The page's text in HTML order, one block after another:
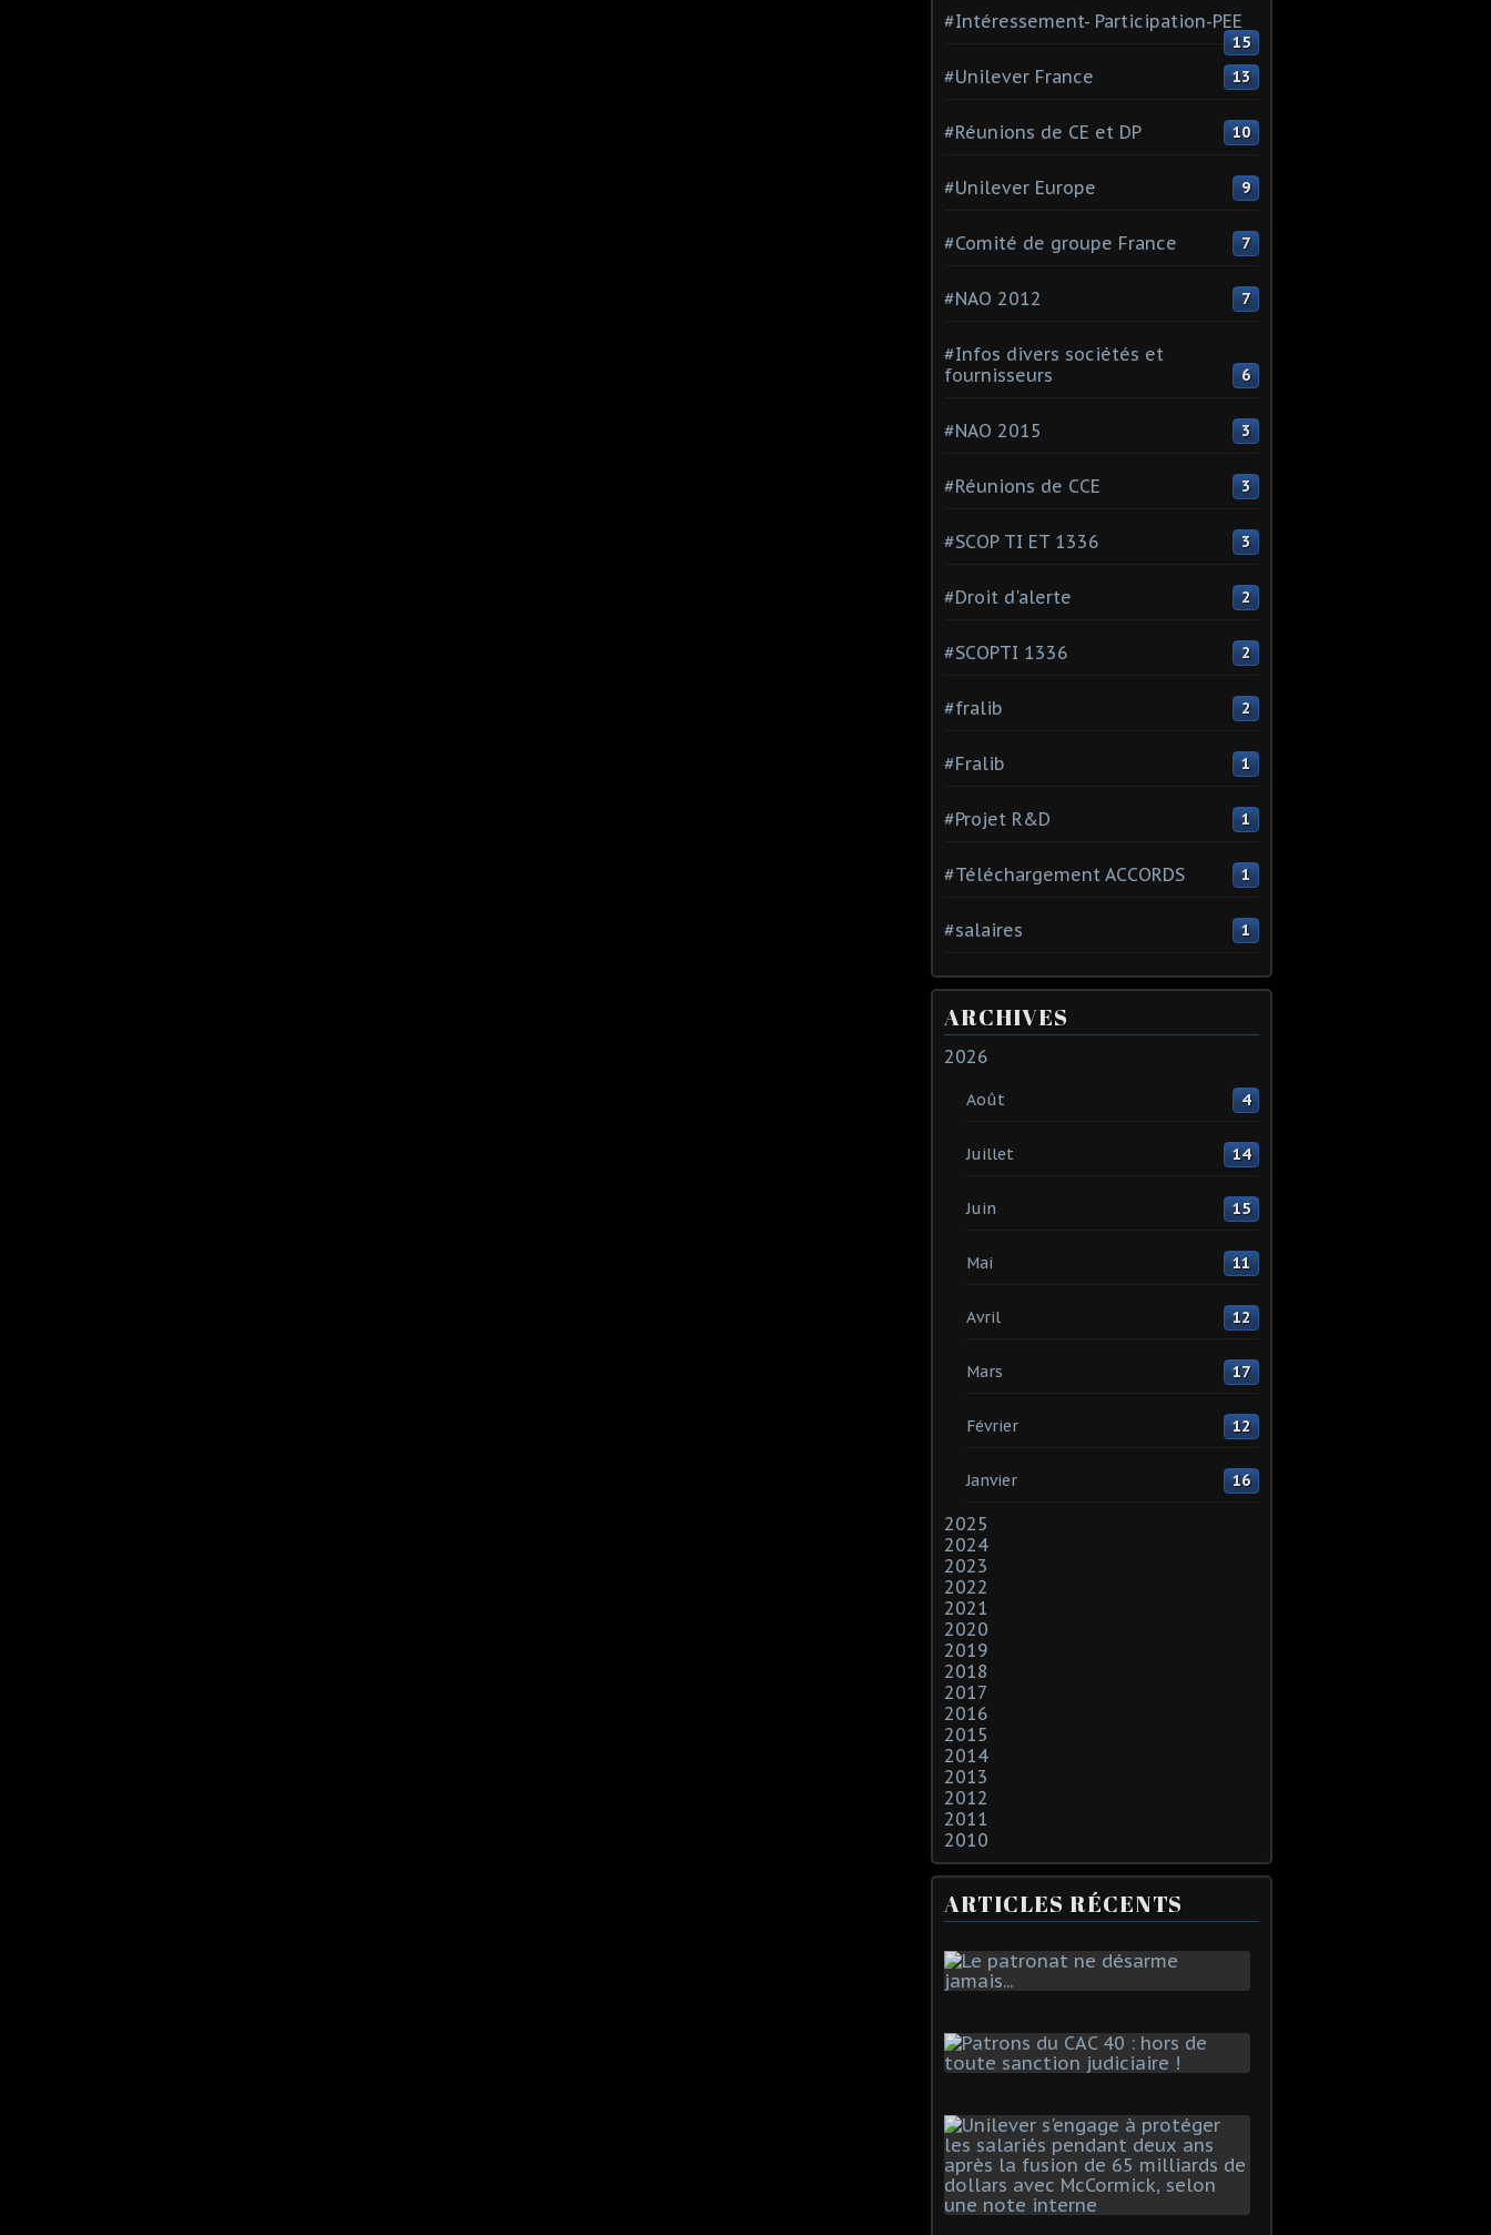
#Intéressement- Participation-PEE
15
#Unilever France 13
#Réunions de CE et DP 10
#Unilever Europe 9
#Comité de groupe France 7
#NAO 2012 7
#Infos divers sociétés et
fournisseurs
6
#NAO 2015 3
#Réunions de CCE 3
#SCOP TI ET 1336 3
#Droit d'alerte 2
#SCOPTI 1336 2
#fralib 2
#Fralib 1
#Projet R&D 1
#Téléchargement ACCORDS 1
#salaires 1
ARCHIVES
2026
Août 4
Juillet 14
Juin 15
Mai 11
Avril 12
Mars 17
Février 12
Janvier 16
2025
2024
2023
2022
2021
2020
2019
2018
2017
2016
2015
2014
2013
2012
2011
2010
ARTICLES RÉCENTS